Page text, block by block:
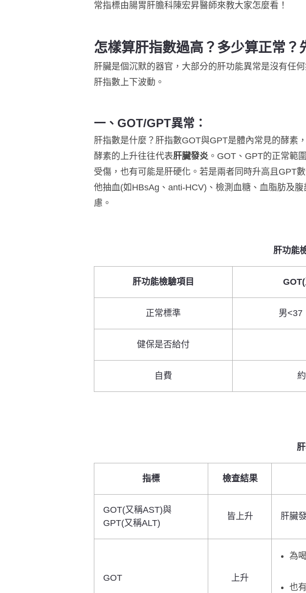
常指標由腸胃肝膽科陳宏昇醫師來教大家怎麼看！
怎樣算肝指數過高？多少算正常？
肝臟是個沉默的器官，大部分的肝功能異常是沒有任
肝指數上下波動。
一、GOT/GPT異常：
肝指數是什麼？肝指數GOT與GPT是體內常見的酵素
酵素的上升往往代表肝臟發炎 。 GOT、GPT的正常範
受傷，也有可能是肝硬化。若是兩者同時升高且GPT
他抽血(如HBsAg、anti-HCV)、檢測血糖、血脂肪及
慮。
肝功能
肝功能檢驗項目
正常標準 男
健保是否給付
自費
指標 檢查結果
GOT(又稱AST)與
GPT(又稱ALT)
皆上升 肝臟
GOT 上升
為
也